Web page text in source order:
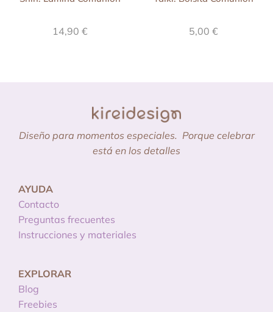
14,90 € 5,00 €
Diseño para momentos especiales. Porque celebrar
está en los detalles
AYUDA
Contacto
Preguntas frecuentes
Instrucciones y materiales
EXPLORAR
Blog
Freebies